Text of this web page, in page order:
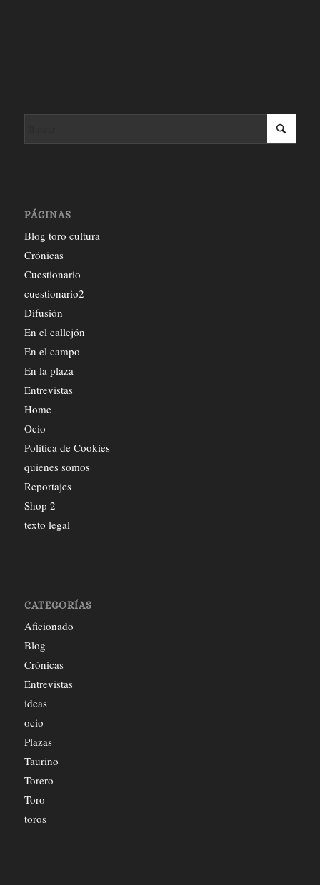
PÁGINAS
Blog toro cultura
Crónicas
Cuestionario
cuestionario2
Difusión
En el callejón
En el campo
En la plaza
Entrevistas
Home
Ocio
Política de Cookies
quienes somos
Reportajes
Shop 2
texto legal
CATEGORÍAS
Aficionado
Blog
Crónicas
Entrevistas
ideas
ocio
Plazas
Taurino
Torero
Toro
toros